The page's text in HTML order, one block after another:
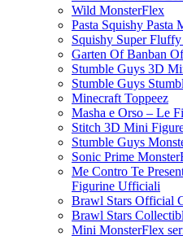
Wild MonsterFlex
Pasta Squishy Pasta
Squishy Super
Garten Of Banban
Stumble Guys 3D
Stumble Guys
Minecraft Toppeez
Masha e Orso – Le
Stitch 3D Mini
Stumble Guys
Sonic Prime
Me Contro Te
Figurine Ufficiali
Brawl Stars Official
Brawl Stars
Mini MonsterFlex